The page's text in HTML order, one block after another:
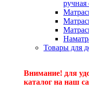
ручная
Товары для
Внимание! для
каталог на наш